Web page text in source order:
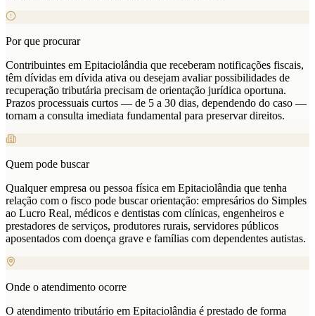
Por que procurar
Contribuintes em Epitaciolândia que receberam notificações fiscais,
têm dívidas em dívida ativa ou desejam avaliar possibilidades de
recuperação tributária precisam de orientação jurídica oportuna.
Prazos processuais curtos — de 5 a 30 dias, dependendo do caso —
tornam a consulta imediata fundamental para preservar direitos.
Quem pode buscar
Qualquer empresa ou pessoa física em Epitaciolândia que tenha
relação com o fisco pode buscar orientação: empresários do Simples
ao Lucro Real, médicos e dentistas com clínicas, engenheiros e
prestadores de serviços, produtores rurais, servidores públicos
aposentados com doença grave e famílias com dependentes autistas.
Onde o atendimento ocorre
O atendimento tributário em Epitaciolândia é prestado de forma